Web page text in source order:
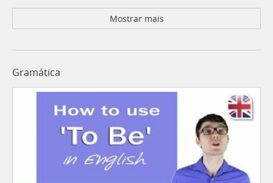
Mostrar mais
Gramática